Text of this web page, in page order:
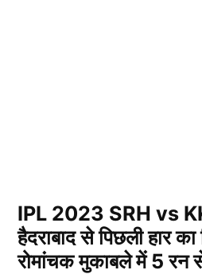
IPL 2023 SRH vs
हैदराबाद से पिछली हार
रोमांचक मुकाबले में 5 रन